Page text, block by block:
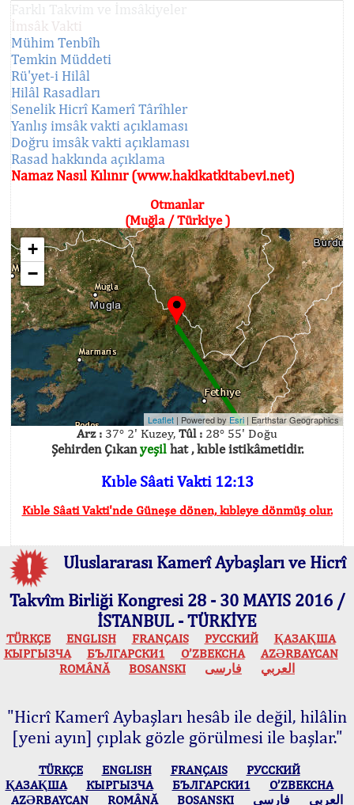
İmsâk Vakti
Mühim Tenbîh
Temkin Müddeti
Rü'yet-i Hilâl
Hilâl Rasadları
Senelik Hicrî Kamerî Târîhler
Yanlış imsâk vakti açıklaması
Doğru imsâk vakti açıklaması
Rasad hakkında açıklama
Namaz Nasıl Kılınır (www.hakikatkitabevi.net)
Otmanlar
(Muğla / Türkiye )
+
−
Leaflet | Powered by Esri | Earthstar Geographics
Arz : 37° 2' Kuzey, Tûl : 28° 55' Doğu
Şehirden Çıkanyeşilhat , kıble istikâmetidir.
Kıble Sâati Vakti 12:13
Kıble Sâati Vakti'nde Güneşe dönen, kıbleye dönmüş olur.
Uluslararası Kamerî Aybaşları ve Hicrî
Takvîm Birliği Kongresi 28 - 30 MAYIS 2016 /
İSTANBUL - TÜRKİYE
TÜRKÇE ENGLISH FRANÇAIS РУССКИЙ
ҚАЗАҚША
КЫPГЫЗЧA
БЪЛГАРСКИ1 O’ZBEKCHA
AZӘRBAYCAN
ROMÂNĂ
BOSANSKI العربي فارسی
"Hicrî Kamerî Aybaşları hesâb ile değil, hilâlin
[yeni ayın] çıplak gözle görülmesi ile başlar."
TÜRKÇE ENGLISH FRANÇAIS
РУССКИЙ
ҚАЗАҚША
КЫPГЫЗЧA БЪЛГАРСКИ1
O’ZBEKCHA
AZӘRBAYCAN
ROMÂNĂ BOSANSKI العربي فارسی